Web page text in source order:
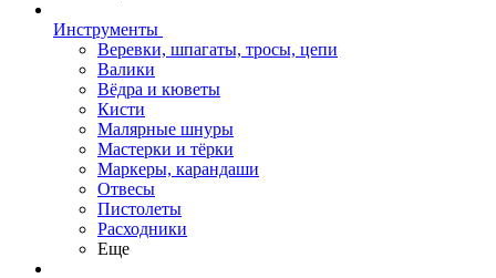
Инструменты
Веревки, шпагаты, тросы, цепи
Валики
Вёдра и кюветы
Кисти
Малярные шнуры
Мастерки и тёрки
Маркеры, карандаши
Отвесы
Пистолеты
Расходники
Еще